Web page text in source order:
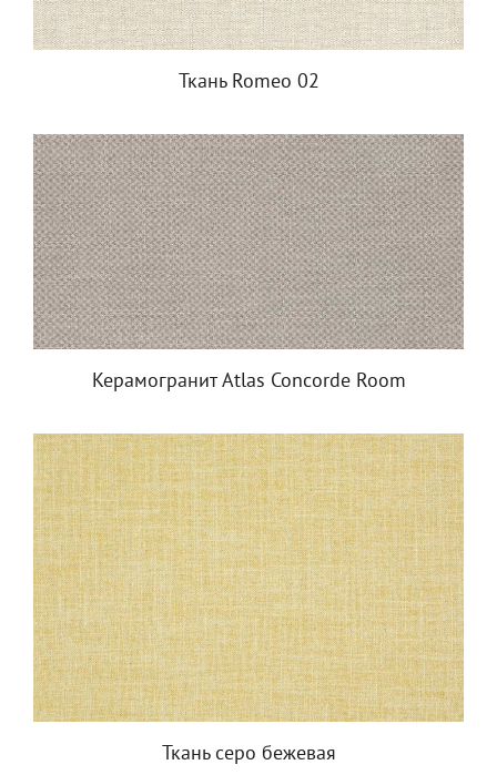
Ткань Romeo 02
Керамогранит Atlas Concorde Room
Ткань серо бежевая